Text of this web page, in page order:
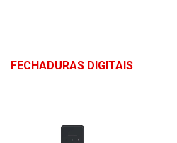
FECHADURAS DIGITAIS